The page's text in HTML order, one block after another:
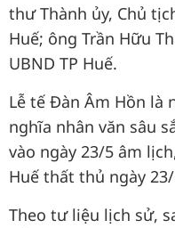
thư Thành ủy, Chủ
Huế; ông Trần Hữu
UBND TP Huế.
Lễ tế Đàn Âm Hồn là
nghĩa nhân văn sâu
vào ngày 23/5 âm
Huế thất thủ ngày
Theo tư liệu lịch sử,